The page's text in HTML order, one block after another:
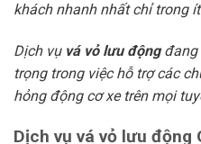
khách nhanh nhất chỉ trong
Dịch vụ vá vỏ lưu độngđang
trọng trong việc hỗ trợ các
hỏng động cơ xe trên mọi
Dịch vụ vá vỏ lưu động